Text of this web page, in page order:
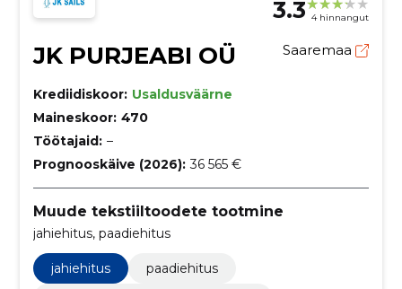
3.3 4 hinnangut
JK PURJEABI OÜ Saaremaa
Krediidiskoor: Usaldusväärne
Maineskoor: 470
Töötajaid: –
Prognooskäive (2026): 36 565 €
Muude tekstiiltoodete tootmine
jahiehitus, paadiehitus
jahiehitus
paadiehitus